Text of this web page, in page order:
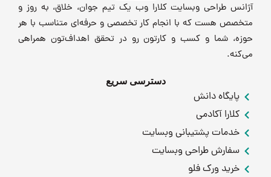
آژانس طراحی وبسایت کلارا وب یک تیم جوان، خلاق، به روز و
متخصص هست که با انجام کار تخصصی و حرفه‌ای متناسب با هر
حوزه، شما و کسب و کارتون رو در تحقق اهداف‌تون همراهی
می‌کنه.
دسترسی سریع
پایگاه دانش
کلارا آکادمی
خدمات پشتیبانی وبسایت
سفارش طراحی وبسایت
خرید ورک فلو